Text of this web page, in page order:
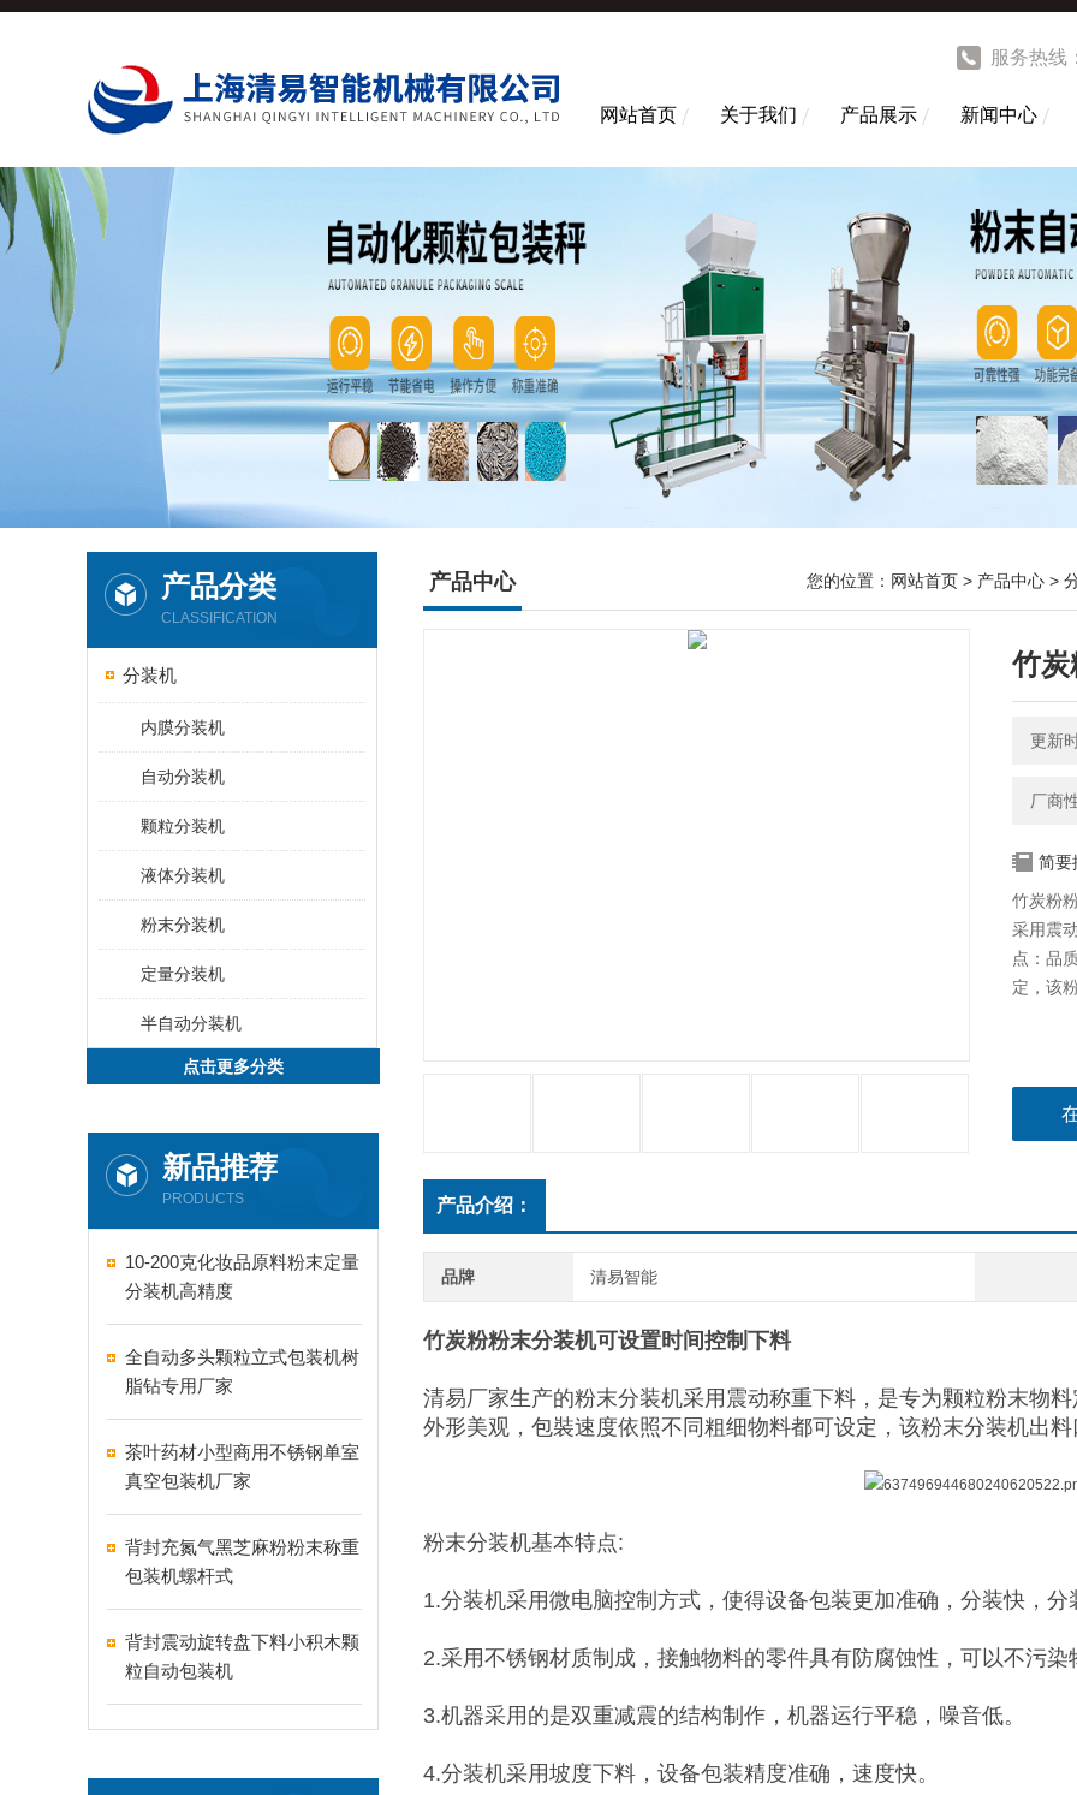
服务热线
网站首页 关于我们 产品展示 新闻中心
产品分类
CLASSIFICATION
分装机
内膜分装机
自动分装机
颗粒分装机
液体分装机
粉末分装机
定量分装机
半自动分装机
点击更多分类
新品推荐
PRODUCTS
10-200克化妆品原料粉末定量
分装机高精度
全自动多头颗粒立式包装机树
脂钻专用厂家
茶叶药材小型商用不锈钢单室
真空包装机厂家
背封充氮气黑芝麻粉粉末称重
包装机螺杆式
背封震动旋转盘下料小积木颗
粒自动包装机
产品中心 您的位置： 网站首页 > 产品中心 >
竹炭
更新
厂商
简要
竹炭粉
采用震
点：品
定，该
产品介绍：
品牌 清易智能
竹炭粉粉末分装机可设置时间控制下料
清易厂家生产的粉末分装机采用震动称重下料，是专为颗粒粉末物
外形美观，包裝速度依照不同粗细物料都可设定，该粉末分装机出
粉末分装机基本特点:
1.分装机采用微电脑控制方式，使得设备包装更加准确，分装快，分
2.采用不锈钢材质制成，接触物料的零件具有防腐蚀性，可以不污染
3.机器采用的是双重减震的结构制作，机器运行平稳，噪音低。
4.分装机采用坡度下料，设备包装精度准确，速度快。